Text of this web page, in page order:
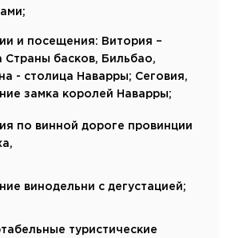
и посещения: Витория –
Страны басков, Бильбао,
- столица Наварры; Сеговия,
замка королей Наварры;
по винной дороге провинции
винодельни с дегустацией;
туристические